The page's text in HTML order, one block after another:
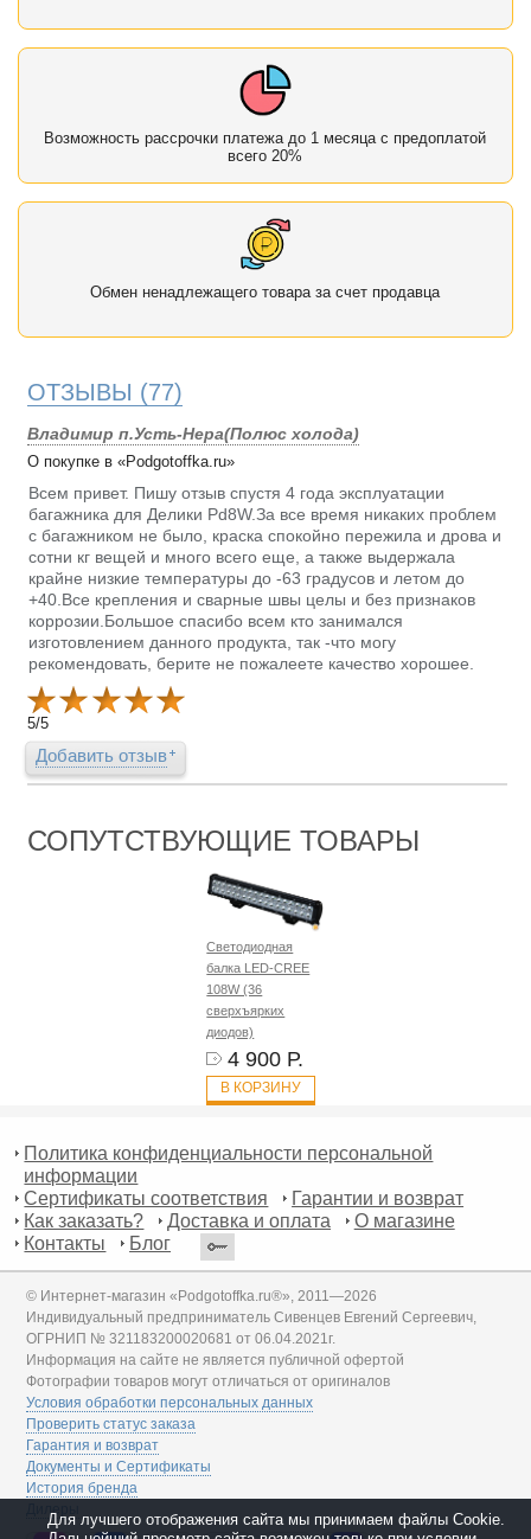
Возможность рассрочки платежа до 1 месяца с предоплатой
всего 20%
Обмен ненадлежащего товара за счет продавца
ОТЗЫВЫ (77)
Владимир п.Усть-Нера(Полюс холода)
О покупке в «Podgotoffka.ru»
Всем привет. Пишу отзыв спустя 4 года эксплуатации
багажника для Делики Pd8W.За все время никаких проблем
с багажником не было, краска спокойно пережила и дрова и
сотни кг вещей и много всего еще, а также выдержала
крайне низкие температуры до -63 градусов и летом до
+40.Все крепления и сварные швы целы и без признаков
коррозии.Большое спасибо всем кто занимался
изготовлением данного продукта, так -что могу
рекомендовать, берите не пожалеете качество хорошее.
5/5
Добавить отзыв
СОПУТСТВУЮЩИЕ ТОВАРЫ
Светодиодная
балка LED-CREE
108W (36
сверхъярких
диодов)
4 900 Р.
В КОРЗИНУ
Политика конфиденциальности персональной
информации
Сертификаты соответствия
Гарантии и возврат
Как заказать?
Доставка и оплата
О магазине
Контакты
Блог
© Интернет-магазин «Podgotoffka.ru®», 2011—2026
Индивидуальный предприниматель Сивенцев Евгений Сергеевич,
ОГРНИП № 321183200020681 от 06.04.2021г.
Информация на сайте не является публичной офертой
Фотографии товаров могут отличаться от оригиналов
Условия обработки персональных данных
Проверить статус заказа
Гарантия и возврат
Документы и Сертификаты
История бренда
Дилеры
Для лучшего отображения сайта мы принимаем файлы Cookie.